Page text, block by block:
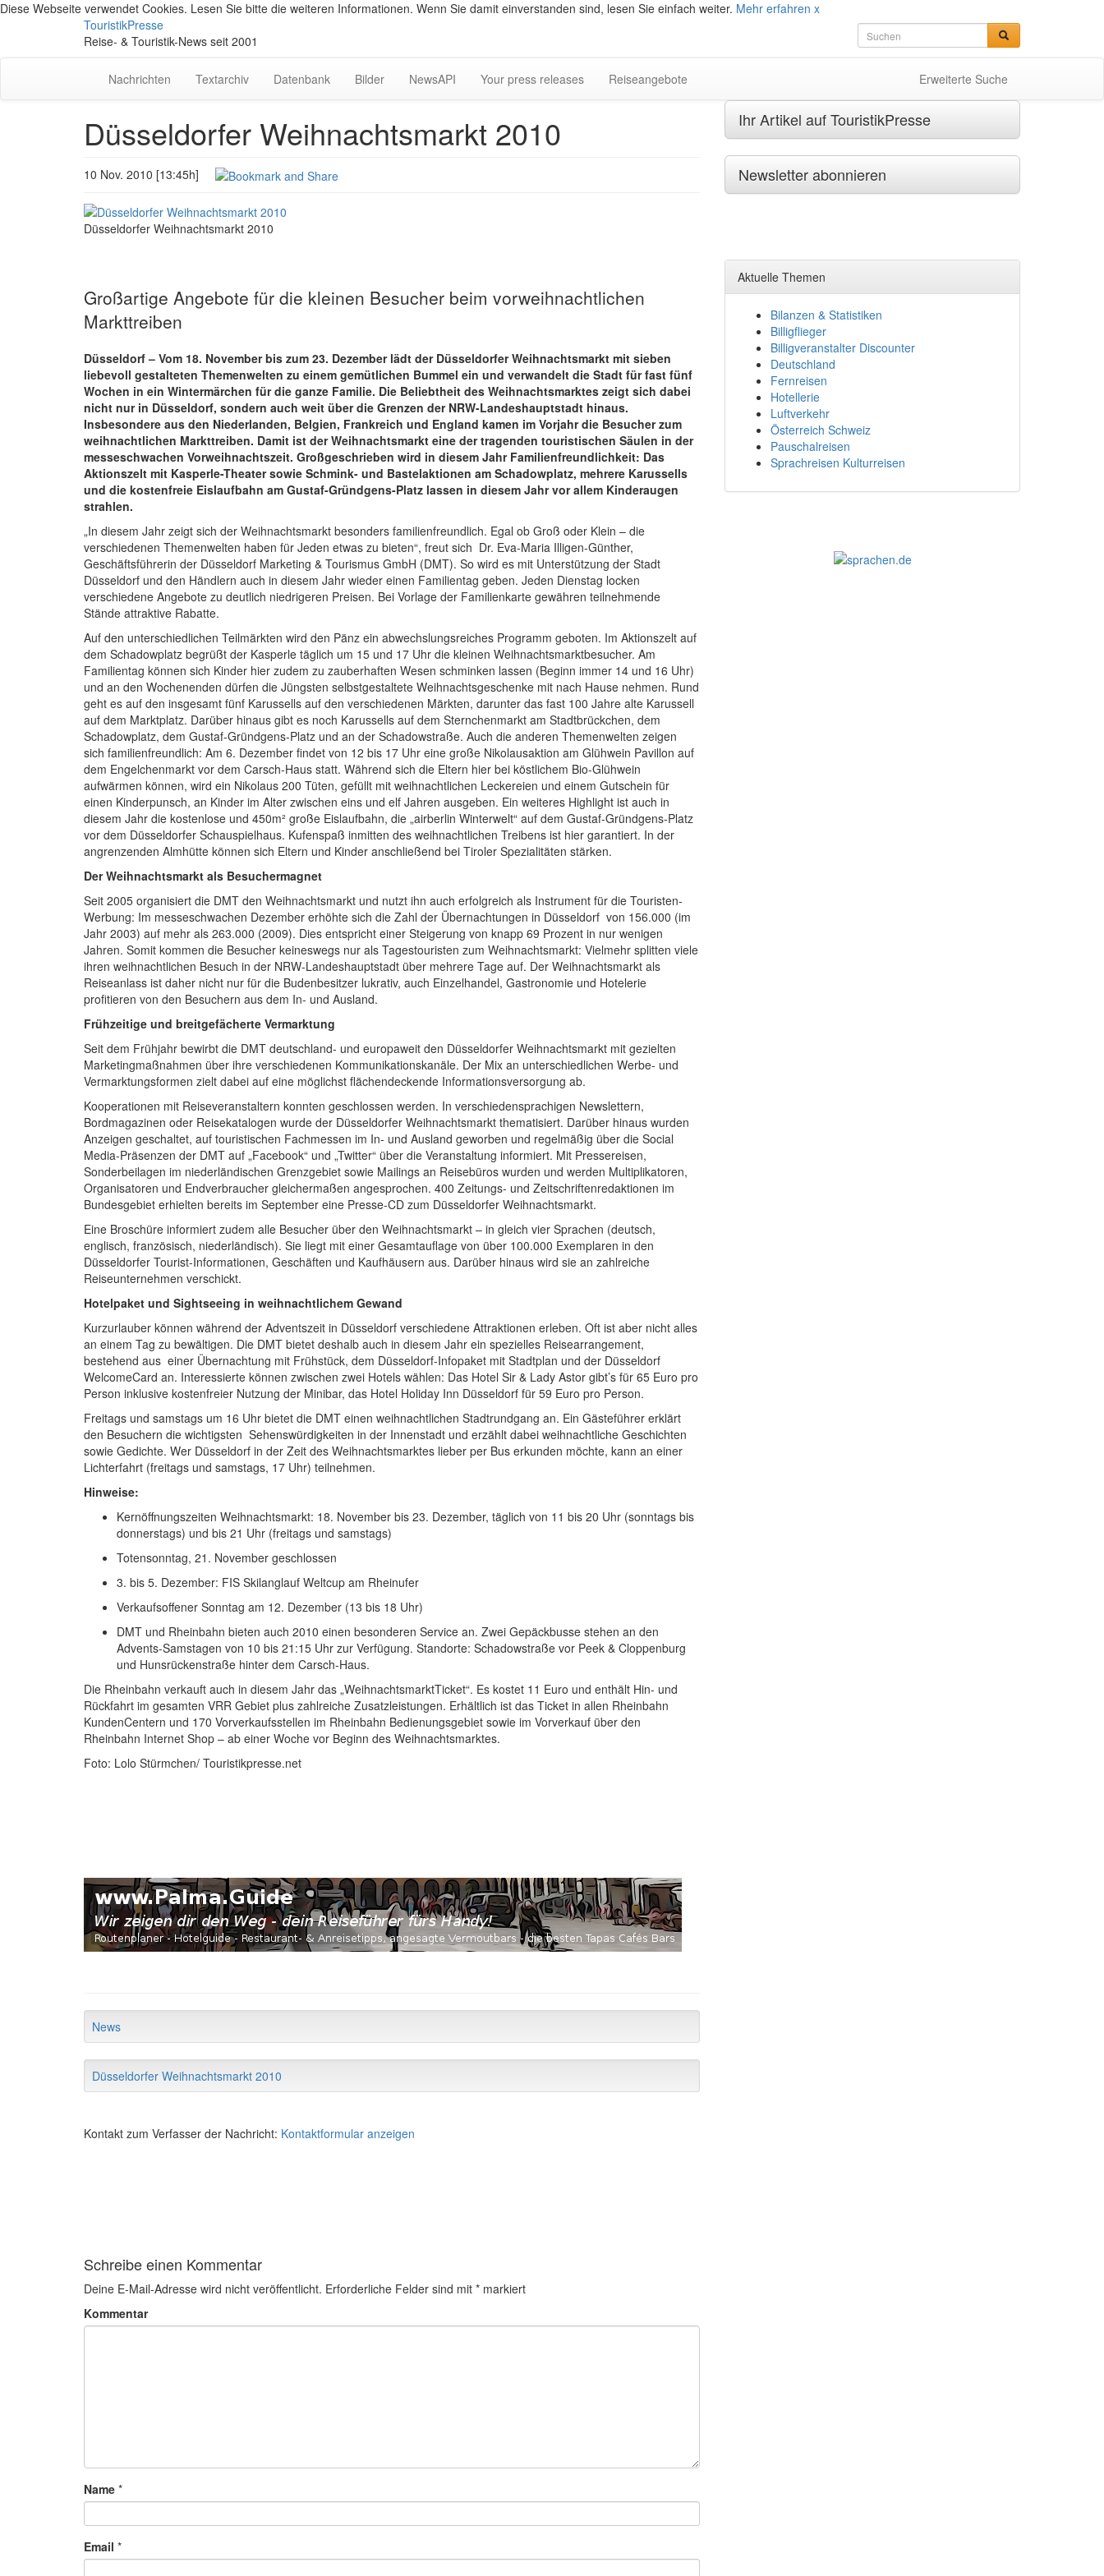
Diese Webseite verwendet Cookies. Lesen Sie bitte die weiteren Informationen. Wenn Sie damit einverstanden sind, lesen Sie einfach weiter. Mehr erfahren x
TouristikPresse
Reise- & Touristik-News seit 2001
Nachrichten Textarchiv Datenbank Bilder NewsAPI Your press releases Reiseangebote Erweiterte Suche
Düsseldorfer Weihnachtsmarkt 2010
10 Nov. 2010 [13:45h]
Düsseldorfer Weihnachtsmarkt 2010
Großartige Angebote für die kleinen Besucher beim vorweihnachtlichen
Markttreiben
Düsseldorf – Vom 18. November bis zum 23. Dezember lädt der Düsseldorfer Weihnachtsmarkt mit sieben
liebevoll gestalteten Themenwelten zu einem gemütlichen Bummel ein und verwandelt die Stadt für fast fünf
Wochen in ein Wintermärchen für die ganze Familie. Die Beliebtheit des Weihnachtsmarktes zeigt sich dabei
nicht nur in Düsseldorf, sondern auch weit über die Grenzen der NRW-Landeshauptstadt hinaus.
Insbesondere aus den Niederlanden, Belgien, Frankreich und England kamen im Vorjahr die Besucher zum
weihnachtlichen Markttreiben. Damit ist der Weihnachtsmarkt eine der tragenden touristischen Säulen in der
messeschwachen Vorweihnachtszeit. Großgeschrieben wird in diesem Jahr Familienfreundlichkeit: Das
Aktionszelt mit Kasperle-Theater sowie Schmink- und Bastelaktionen am Schadowplatz, mehrere Karussells
und die kostenfreie Eislaufbahn am Gustaf-Gründgens-Platz lassen in diesem Jahr vor allem Kinderaugen
strahlen.
„In diesem Jahr zeigt sich der Weihnachtsmarkt besonders familienfreundlich. Egal ob Groß oder Klein – die
verschiedenen Themenwelten haben für Jeden etwas zu bieten“, freut sich Dr. Eva-Maria Illigen-Günther,
Geschäftsführerin der Düsseldorf Marketing & Tourismus GmbH (DMT). So wird es mit Unterstützung der Stadt
Düsseldorf und den Händlern auch in diesem Jahr wieder einen Familientag geben. Jeden Dienstag locken
verschiedene Angebote zu deutlich niedrigeren Preisen. Bei Vorlage der Familienkarte gewähren teilnehmende
Stände attraktive Rabatte.
Auf den unterschiedlichen Teilmärkten wird den Pänz ein abwechslungsreiches Programm geboten. Im Aktionszelt auf
dem Schadowplatz begrüßt der Kasperle täglich um 15 und 17 Uhr die kleinen Weihnachtsmarktbesucher. Am
Familientag können sich Kinder hier zudem zu zauberhaften Wesen schminken lassen (Beginn immer 14 und 16 Uhr)
und an den Wochenenden dürfen die Jüngsten selbstgestaltete Weihnachtsgeschenke mit nach Hause nehmen. Rund
geht es auf den insgesamt fünf Karussells auf den verschiedenen Märkten, darunter das fast 100 Jahre alte Karussell
auf dem Marktplatz. Darüber hinaus gibt es noch Karussells auf dem Sternchenmarkt am Stadtbrückchen, dem
Schadowplatz, dem Gustaf-Gründgens-Platz und an der Schadowstraße. Auch die anderen Themenwelten zeigen
sich familienfreundlich: Am 6. Dezember findet von 12 bis 17 Uhr eine große Nikolausaktion am Glühwein Pavillon auf
dem Engelchenmarkt vor dem Carsch-Haus statt. Während sich die Eltern hier bei köstlichem Bio-Glühwein
aufwärmen können, wird ein Nikolaus 200 Tüten, gefüllt mit weihnachtlichen Leckereien und einem Gutschein für
einen Kinderpunsch, an Kinder im Alter zwischen eins und elf Jahren ausgeben. Ein weiteres Highlight ist auch in
diesem Jahr die kostenlose und 450m² große Eislaufbahn, die „airberlin Winterwelt“ auf dem Gustaf-Gründgens-Platz
vor dem Düsseldorfer Schauspielhaus. Kufenspaß inmitten des weihnachtlichen Treibens ist hier garantiert. In der
angrenzenden Almhütte können sich Eltern und Kinder anschließend bei Tiroler Spezialitäten stärken.
Der Weihnachtsmarkt als Besuchermagnet
Seit 2005 organisiert die DMT den Weihnachtsmarkt und nutzt ihn auch erfolgreich als Instrument für die Touristen-
Werbung: Im messeschwachen Dezember erhöhte sich die Zahl der Übernachtungen in Düsseldorf von 156.000 (im
Jahr 2003) auf mehr als 263.000 (2009). Dies entspricht einer Steigerung von knapp 69 Prozent in nur wenigen
Jahren. Somit kommen die Besucher keineswegs nur als Tagestouristen zum Weihnachtsmarkt: Vielmehr splitten viele
ihren weihnachtlichen Besuch in der NRW-Landeshauptstadt über mehrere Tage auf. Der Weihnachtsmarkt als
Reiseanlass ist daher nicht nur für die Budenbesitzer lukrativ, auch Einzelhandel, Gastronomie und Hotelerie
profitieren von den Besuchern aus dem In- und Ausland.
Frühzeitige und breitgefächerte Vermarktung
Seit dem Frühjahr bewirbt die DMT deutschland- und europaweit den Düsseldorfer Weihnachtsmarkt mit gezielten
Marketingmaßnahmen über ihre verschiedenen Kommunikationskanäle. Der Mix an unterschiedlichen Werbe- und
Vermarktungsformen zielt dabei auf eine möglichst flächendeckende Informationsversorgung ab.
Kooperationen mit Reiseveranstaltern konnten geschlossen werden. In verschiedensprachigen Newslettern,
Bordmagazinen oder Reisekatalogen wurde der Düsseldorfer Weihnachtsmarkt thematisiert. Darüber hinaus wurden
Anzeigen geschaltet, auf touristischen Fachmessen im In- und Ausland geworben und regelmäßig über die Social
Media-Präsenzen der DMT auf „Facebook“ und „Twitter“ über die Veranstaltung informiert. Mit Pressereisen,
Sonderbeilagen im niederländischen Grenzgebiet sowie Mailings an Reisebüros wurden und werden Multiplikatoren,
Organisatoren und Endverbraucher gleichermaßen angesprochen. 400 Zeitungs- und Zeitschriftenredaktionen im
Bundesgebiet erhielten bereits im September eine Presse-CD zum Düsseldorfer Weihnachtsmarkt.
Eine Broschüre informiert zudem alle Besucher über den Weihnachtsmarkt – in gleich vier Sprachen (deutsch,
englisch, französisch, niederländisch). Sie liegt mit einer Gesamtauflage von über 100.000 Exemplaren in den
Düsseldorfer Tourist-Informationen, Geschäften und Kaufhäusern aus. Darüber hinaus wird sie an zahlreiche
Reiseunternehmen verschickt.
Hotelpaket und Sightseeing in weihnachtlichem Gewand
Kurzurlauber können während der Adventszeit in Düsseldorf verschiedene Attraktionen erleben. Oft ist aber nicht alles
an einem Tag zu bewältigen. Die DMT bietet deshalb auch in diesem Jahr ein spezielles Reisearrangement,
bestehend aus einer Übernachtung mit Frühstück, dem Düsseldorf-Infopaket mit Stadtplan und der Düsseldorf
WelcomeCard an. Interessierte können zwischen zwei Hotels wählen: Das Hotel Sir & Lady Astor gibt’s für 65 Euro pro
Person inklusive kostenfreier Nutzung der Minibar, das Hotel Holiday Inn Düsseldorf für 59 Euro pro Person.
Freitags und samstags um 16 Uhr bietet die DMT einen weihnachtlichen Stadtrundgang an. Ein Gästeführer erklärt
den Besuchern die wichtigsten Sehenswürdigkeiten in der Innenstadt und erzählt dabei weihnachtliche Geschichten
sowie Gedichte. Wer Düsseldorf in der Zeit des Weihnachtsmarktes lieber per Bus erkunden möchte, kann an einer
Lichterfahrt (freitags und samstags, 17 Uhr) teilnehmen.
Hinweise:
Kernöffnungszeiten Weihnachtsmarkt: 18. November bis 23. Dezember, täglich von 11 bis 20 Uhr (sonntags bis
donnerstags) und bis 21 Uhr (freitags und samstags)
Totensonntag, 21. November geschlossen
3. bis 5. Dezember: FIS Skilanglauf Weltcup am Rheinufer
Verkaufsoffener Sonntag am 12. Dezember (13 bis 18 Uhr)
DMT und Rheinbahn bieten auch 2010 einen besonderen Service an. Zwei Gepäckbusse stehen an den
Advents-Samstagen von 10 bis 21:15 Uhr zur Verfügung. Standorte: Schadowstraße vor Peek & Cloppenburg
und Hunsrückenstraße hinter dem Carsch-Haus.
Die Rheinbahn verkauft auch in diesem Jahr das „WeihnachtsmarktTicket“. Es kostet 11 Euro und enthält Hin- und
Rückfahrt im gesamten VRR Gebiet plus zahlreiche Zusatzleistungen. Erhältlich ist das Ticket in allen Rheinbahn
KundenCentern und 170 Vorverkaufsstellen im Rheinbahn Bedienungsgebiet sowie im Vorverkauf über den
Rheinbahn Internet Shop – ab einer Woche vor Beginn des Weihnachtsmarktes.
Foto: Lolo Stürmchen/ Touristikpresse.net
News
Düsseldorfer Weihnachtsmarkt 2010
Kontakt zum Verfasser der Nachricht: Kontaktformular anzeigen
Schreibe einen Kommentar
Deine E-Mail-Adresse wird nicht veröffentlicht. Erforderliche Felder sind mit * markiert
Kommentar
Name *
Email *
Ihr Artikel auf TouristikPresse
Newsletter abonnieren
Aktuelle Themen
Bilanzen & Statistiken
Billigflieger
Billigveranstalter Discounter
Deutschland
Fernreisen
Hotellerie
Luftverkehr
Österreich Schweiz
Pauschalreisen
Sprachreisen Kulturreisen